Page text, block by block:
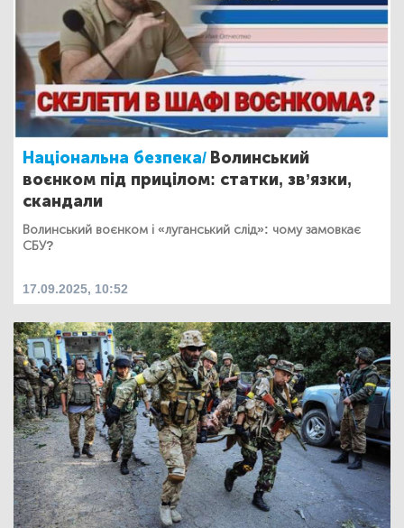
Національна безпека/ Волинський
воєнком під прицілом: статки, зв’язки,
скандали
Волинський воєнком і «луганський слід»: чому замовкає
СБУ?
17.09.2025, 10:52